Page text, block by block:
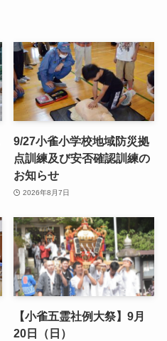
9/27小雀小学校地域防災拠
点訓練及び安否確認訓練の
お知らせ
2026年8月7日
【小雀五霊社例大祭】9月
20日（日）